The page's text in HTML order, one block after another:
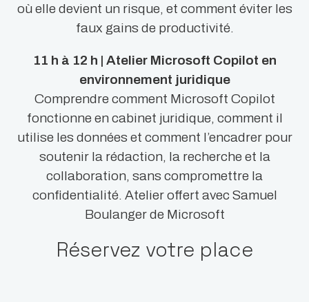
où elle devient un risque, et comment éviter les
faux gains de productivité.
11 h à 12 h | Atelier Microsoft Copilot en
environnement juridique
Comprendre comment Microsoft Copilot
fonctionne en cabinet juridique, comment il
utilise les données et comment l’encadrer pour
soutenir la rédaction, la recherche et la
collaboration, sans compromettre la
confidentialité. Atelier offert avec Samuel
Boulanger de Microsoft
Réservez votre place